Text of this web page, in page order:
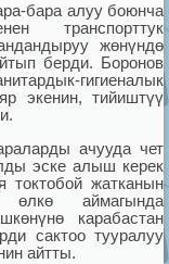
бара алуу боюнча
транспорттук
жөнүндө
берди. Боронов
гигиеналык
экенин, тийиштүү
ачууда чет
эске алыш керек
токтобой жатканын
аймагында
карабастан
сактоо тууралуу
айтты.